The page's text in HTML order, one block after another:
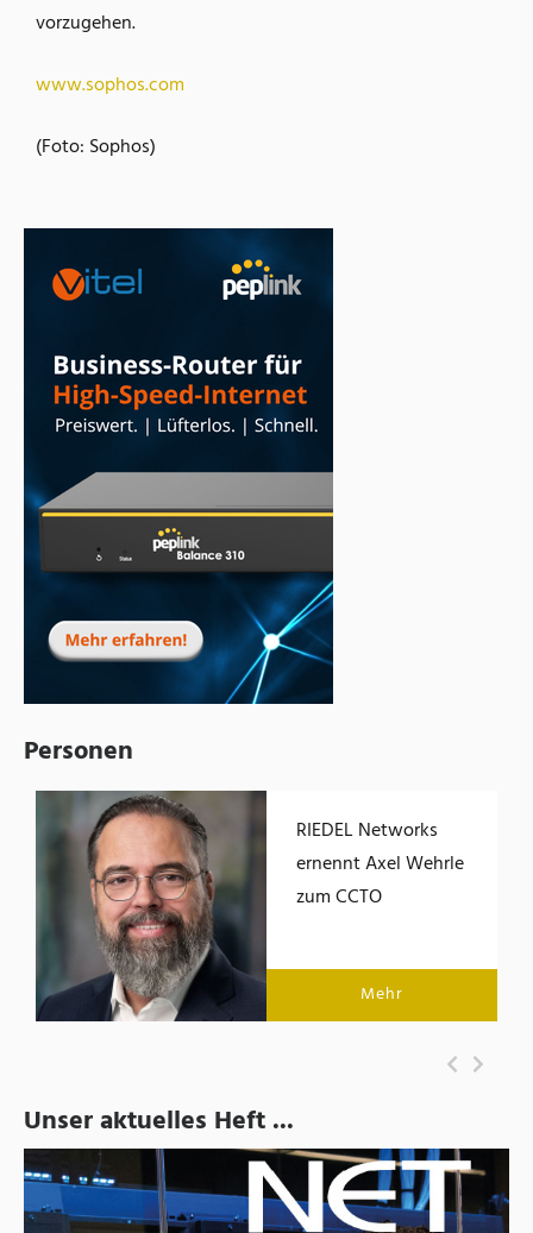
Personen
RIEDEL Networks
ernennt Axel Wehrle
zum CCTO
Mehr
Unser aktuelles Heft ...
vorzugehen.
www.sophos.com
(Foto: Sophos)